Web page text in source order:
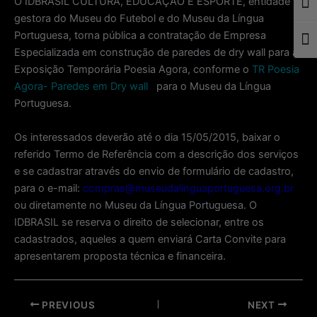
gestora do Museu do Futebol e do Museu da Língua
Portuguesa, torna pública a contratação de Empresa
Especializada em construção de paredes de dry wall para a
Exposição Temporária Poesia Agora, conforme o TR Poesia
Agora- Paredes em Dry wall para o Museu da Língua
Portuguesa.
Os interessados deverão até o dia 15/05/2015, baixar o
referido Termo de Referência com a descrição dos serviços
e se cadastrar através do envio de formulário de cadastro,
para o e-mail: compras@museudalinguaportuguesa.org.br
ou diretamente no Museu da Língua Portuguesa. O
IDBRASIL se reserva o direito de selecionar, entre os
cadastrados, aqueles a quem enviará Carta Convite para
apresentarem proposta técnica e financeira.
Post
PREVIOUS NEXT